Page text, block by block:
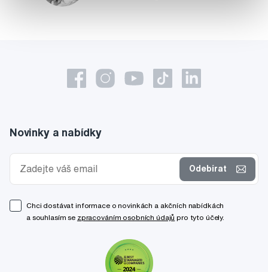
Novinky a nabídky
Odebírat
Chci dostávat informace o novinkách a akčních nabídkách
a souhlasím se zpracováním osobních údajů pro tyto účely.